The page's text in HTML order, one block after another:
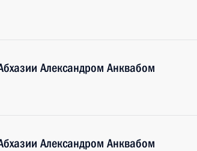
Александром Анквабом
Александром Анквабом